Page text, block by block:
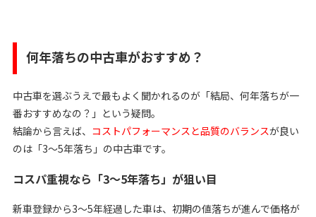
何年落ちの中古車がおすすめ？
中古車を選ぶうえで最もよく聞かれるのが「結局、何年落ちが一
番おすすめなの？」という疑問。
結論から言えば、 コストパフォーマンスと品質のバランスが良い
のは「3〜5年落ち」の中古車です。
コスパ重視なら「3〜5年落ち」が狙い目
新車登録から3〜5年経過した車は、初期の値落ちが進んで価格が